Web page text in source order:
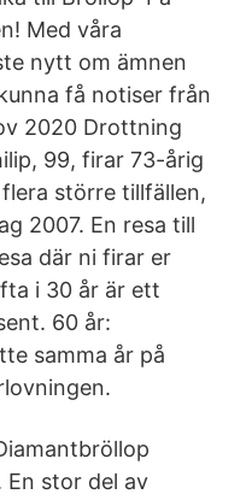
Med våra
nytt om ämnen
få notiser från
2020 Drottning
99, firar 73-årig
större tillfällen,
2007. En resa till
där ni firar er
i 30 år är ett
60 år:
samma år på
En stor del av